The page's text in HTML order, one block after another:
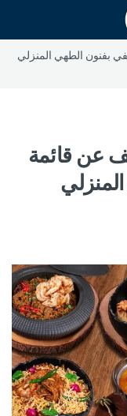
بفنون الطهي المنزلي
عن قائمة